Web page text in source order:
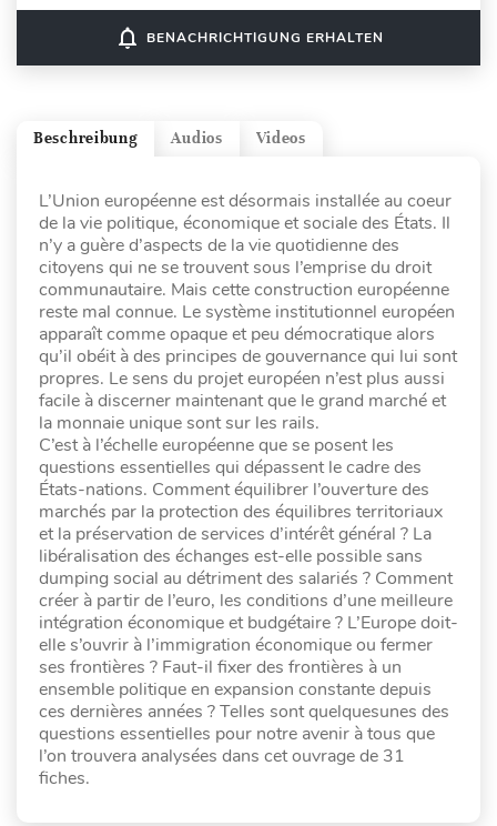
notifications_none BENACHRICHTIGUNG ERHALTEN
Videos
Audios
Beschreibung
L’Union européenne est désormais installée au coeur
de la vie politique, économique et sociale des États. Il
n’y a guère d’aspects de la vie quotidienne des
citoyens qui ne se trouvent sous l’emprise du droit
communautaire. Mais cette construction européenne
reste mal connue. Le système institutionnel européen
apparaît comme opaque et peu démocratique alors
qu’il obéit à des principes de gouvernance qui lui sont
propres. Le sens du projet européen n’est plus aussi
facile à discerner maintenant que le grand marché et
la monnaie unique sont sur les rails.
C’est à l’échelle européenne que se posent les
questions essentielles qui dépassent le cadre des
États-nations. Comment équilibrer l’ouverture des
marchés par la protection des équilibres territoriaux
et la préservation de services d’intérêt général ? La
libéralisation des échanges est-elle possible sans
dumping social au détriment des salariés ? Comment
créer à partir de l’euro, les conditions d’une meilleure
intégration économique et budgétaire ? L’Europe doit-
elle s’ouvrir à l’immigration économique ou fermer
ses frontières ? Faut-il fixer des frontières à un
ensemble politique en expansion constante depuis
ces dernières années ? Telles sont quelquesunes des
questions essentielles pour notre avenir à tous que
l’on trouvera analysées dans cet ouvrage de 31
fiches.